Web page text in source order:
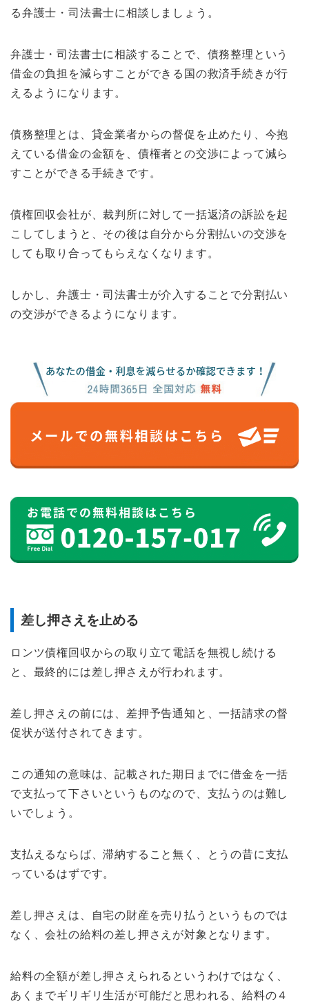
る弁護士・司法書士に相談しましょう。
弁護士・司法書士に相談することで、債務整理という
借金の負担を減らすことができる国の救済手続きが行
えるようになります。
債務整理とは、貸金業者からの督促を止めたり、今抱
えている借金の金額を、債権者との交渉によって減ら
すことができる手続きです。
債権回収会社が、裁判所に対して一括返済の訴訟を起
こしてしまうと、その後は自分から分割払いの交渉を
しても取り合ってもらえなくなります。
しかし、弁護士・司法書士が介入することで分割払い
の交渉ができるようになります。
差し押さえを止める
ロンツ債権回収からの取り立て電話を無視し続ける
と、最終的には差し押さえが行われます。
差し押さえの前には、差押予告通知と、一括請求の督
促状が送付されてきます。
この通知の意味は、記載された期日までに借金を一括
で支払って下さいというものなので、支払うのは難し
いでしょう。
支払えるならば、滞納すること無く、とうの昔に支払
っているはずです。
差し押さえは、自宅の財産を売り払うというものでは
なく、会社の給料の差し押さえが対象となります。
給料の全額が差し押さえられるというわけではなく、
あくまでギリギリ生活が可能だと思われる、給料の４